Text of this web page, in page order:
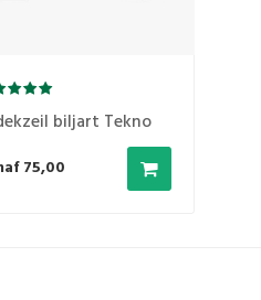
biljart Tekno
75,00